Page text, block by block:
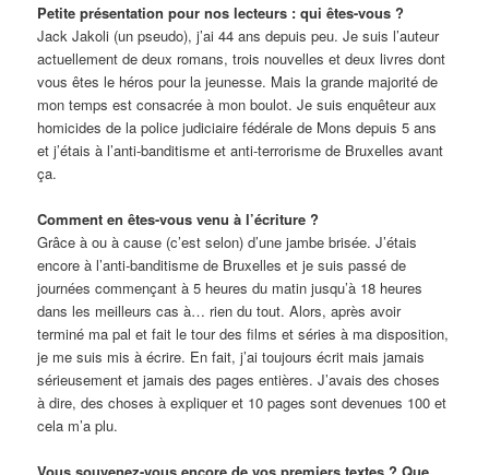
Petite présentation pour nos lecteurs : qui êtes-vous ?
Jack Jakoli (un pseudo), j’ai 44 ans depuis peu. Je suis l’auteur
actuellement de deux romans, trois nouvelles et deux livres dont
vous êtes le héros pour la jeunesse. Mais la grande majorité de
mon temps est consacrée à mon boulot. Je suis enquêteur aux
homicides de la police judiciaire fédérale de Mons depuis 5 ans
et j’étais à l’anti-banditisme et anti-terrorisme de Bruxelles avant
ça.
Comment en êtes-vous venu à l’écriture ?
Grâce à ou à cause (c’est selon) d’une jambe brisée. J’étais
encore à l’anti-banditisme de Bruxelles et je suis passé de
journées commençant à 5 heures du matin jusqu’à 18 heures
dans les meilleurs cas à… rien du tout. Alors, après avoir
terminé ma pal et fait le tour des films et séries à ma disposition,
je me suis mis à écrire. En fait, j’ai toujours écrit mais jamais
sérieusement et jamais des pages entières. J’avais des choses
à dire, des choses à expliquer et 10 pages sont devenues 100 et
cela m’a plu.